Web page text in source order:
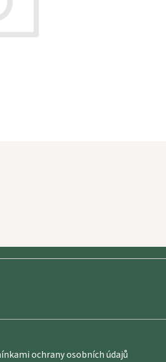
ochrany osobních údajů